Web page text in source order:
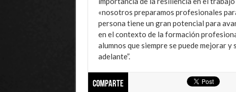
«nosotros preparamos profesionales
persona tiene un gran potencial para
en el contexto de la formación
alumnos que siempre se puede mejorar
adelante”.
Comparte